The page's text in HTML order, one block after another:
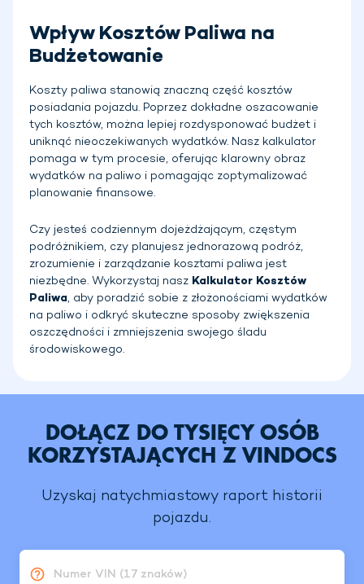
Wpływ Kosztów Paliwa na
Budżetowanie
Koszty paliwa stanowią znaczną część kosztów
posiadania pojazdu. Poprzez dokładne oszacowanie
tych kosztów, można lepiej rozdysponować budżet i
uniknąć nieoczekiwanych wydatków. Nasz kalkulator
pomaga w tym procesie, oferując klarowny obraz
wydatków na paliwo i pomagając zoptymalizować
planowanie finansowe.
Czy jesteś codziennym dojeżdżającym, częstym
podróżnikiem, czy planujesz jednorazową podróż,
zrozumienie i zarządzanie kosztami paliwa jest
niezbędne. Wykorzystaj nasz Kalkulator Kosztów
Paliwa, aby poradzić sobie z złożonościami wydatków
na paliwo i odkryć skuteczne sposoby zwiększenia
oszczędności i zmniejszenia swojego śladu
środowiskowego.
DOŁĄCZ DO TYSIĘCY OSÓB
KORZYSTAJĄCYCH Z VINDOCS
Uzyskaj natychmiastowy raport historii
pojazdu.
Numer VIN (17 znaków)